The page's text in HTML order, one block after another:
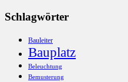
Schlagwörter
Bauleiter
Bauplatz
Beleuchtung
Bemusterung